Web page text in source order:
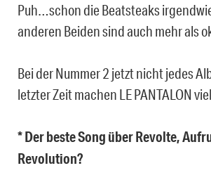
Puh…schon die Beatsteaks
anderen Beiden sind auch mehr als
Bei der Nummer 2 jetzt nicht jedes
letzter Zeit machen LE PANTALON
* Der beste Song über Revolte,
Revolution?